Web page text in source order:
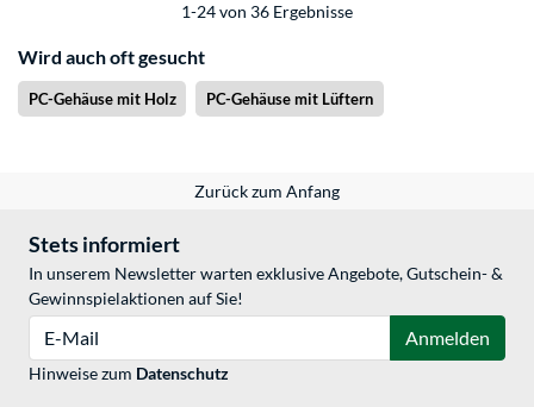
1-24 von 36 Ergebnisse
Wird auch oft gesucht
PC-Gehäuse mit Holz PC-Gehäuse mit Lüftern
Zurück zum Anfang
Stets informiert
In unserem Newsletter warten exklusive Angebote, Gutschein- &
Gewinnspielaktionen auf Sie!
Anmelden
Hinweise zum Datenschutz